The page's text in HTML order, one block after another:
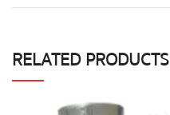
RELATED PRODUCTS